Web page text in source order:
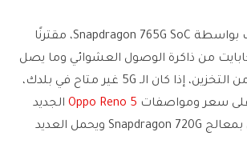
يتم تشغيل الهاتف بواسطة Snapdragon 765G SoC، مقترنًا
إلى 8 جيجابايت من ذاكرة الوصول العشوائي وما يصل
إلى 256 جيجابايت من التخزين، إذا كان الـ 5G غير متاح في بلدك،
سعر ومواصفات Oppo Reno 5 الجديد
الجيل الرابع، يعمل بمعالج Snapdragon 720G ويحمل العديد